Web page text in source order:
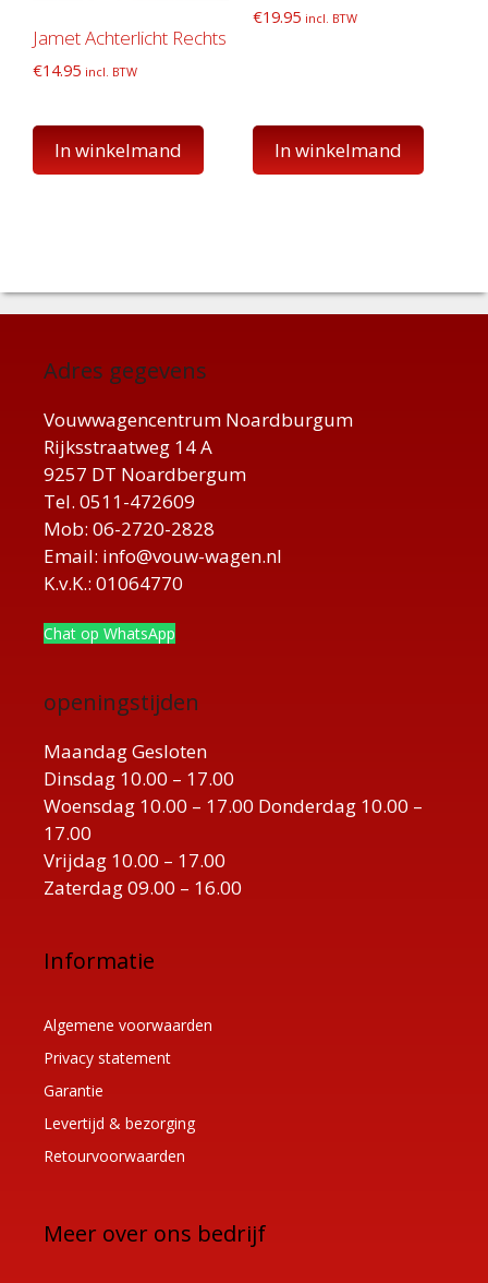
Jamet Achterlicht Rechts
€14.95 incl. BTW
In winkelmand
€19.95 incl. BTW
In winkelmand
Adres gegevens
Vouwwagencentrum Noardburgum
Rijksstraatweg 14 A
9257 DT Noardbergum
Tel. 0511-472609
Mob: 06-2720-2828
Email: info@vouw-wagen.nl
K.v.K.: 01064770
Chat op WhatsApp
openingstijden
Maandag Gesloten
Dinsdag 10.00 – 17.00
Woensdag 10.00 – 17.00 Donderdag 10.00 –
17.00
Vrijdag 10.00 – 17.00
Zaterdag 09.00 – 16.00
Informatie
Algemene voorwaarden
Privacy statement
Garantie
Levertijd & bezorging
Retourvoorwaarden
Meer over ons bedrijf